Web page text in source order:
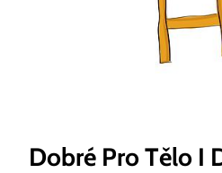
Dobré‌ Pro Tělo I